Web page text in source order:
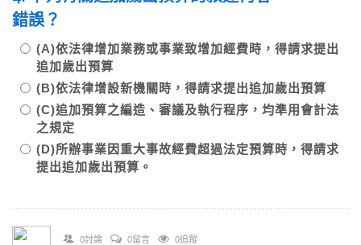
錯誤？
(A)依法律增加業務或事業致增加經費時，得請求提出
追加歲出預算
(B)依法律增設新機關時，得請求提出追加歲出預算
(C)追加預算之編造、審議及執行程序，均準用會計法
之規定
(D)所辦事業因重大事故經費超過法定預算時，得請求
提出追加歲出預算。
0討論 0留言 0追蹤